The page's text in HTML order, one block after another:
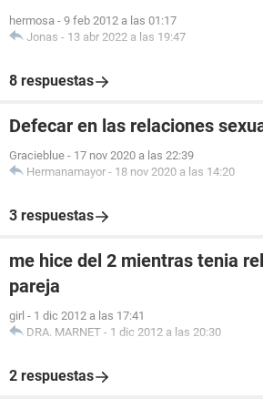
hermosa - 9 feb 2012 a las 01:17
Jonas - 13 abr 2022 a las 19:47
8 respuestas
Defecar en las relaciones
Gracieblue - 17 nov 2020 a las 22:39
Hermanamayor - 18 nov 2020 a las 14:20
3 respuestas
me hice del 2 mientras tenia
pareja
girl - 1 dic 2012 a las 17:41
DRA. MARNET - 1 dic 2012 a las 20:30
2 respuestas